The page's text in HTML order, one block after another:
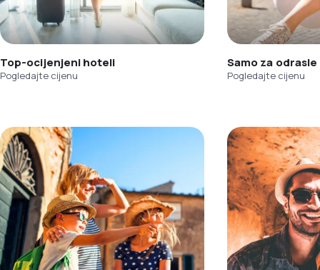
Top-ocijenjeni hoteli
Pogledajte cijenu
Samo za odrasle
Pogledajte cijenu